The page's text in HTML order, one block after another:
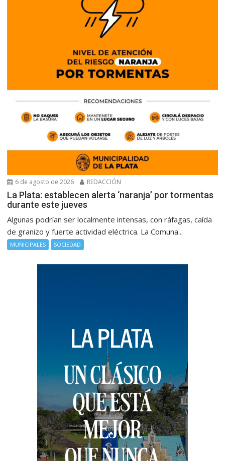
6 de agosto de 2026 REDACCIÓN
La Plata: establecen alerta ‘naranja’ por tormentas
durante este jueves
Algunas podrían ser localmente intensas, con ráfagas, caída
de granizo y fuerte actividad eléctrica. La Comuna...
MUNICIPALES SOCIEDAD